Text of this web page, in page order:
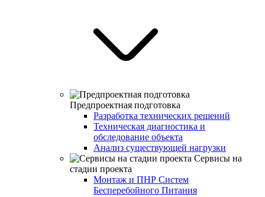
Предпроектная подготовка
Разработка технических решений
Техническая диагностика и
обследование объекта
Анализ существующей нагрузки
Сервисы на
стадии проекта
Монтаж и ПНР Систем
Бесперебойного Питания